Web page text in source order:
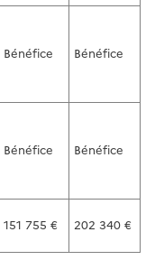
Bénéfice Bénéfice
Bénéfice Bénéfice
151 755 € 202 340 €